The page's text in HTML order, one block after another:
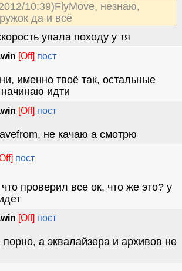
10:39)FlyMove, незнаю,
да и всё
упала походу у тя
[Off] пост
именно твоё так, остальные
идти
[Off] пост
не качаю а смотрю
пост
проверил все ок, что же это? у
[Off] пост
порно, а эквалайзера и архивов не